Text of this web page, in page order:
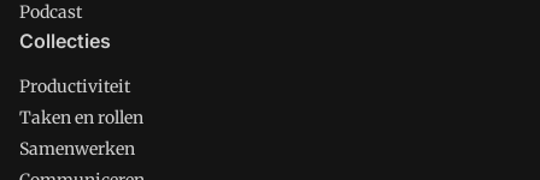
Podcast
Collecties
Productiviteit
Taken en rollen
Samenwerken